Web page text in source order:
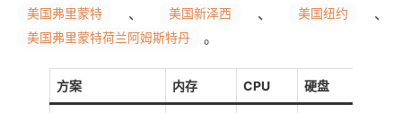
美国弗里蒙特 、 美国新泽西 、 美国纽约 、
美国弗里蒙特荷兰阿姆斯特丹 。
方案 内存 CPU 硬盘